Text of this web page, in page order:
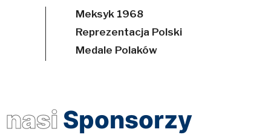
Meksyk 1968
Reprezentacja Polski
Medale Polaków
nasi Sponsorzy